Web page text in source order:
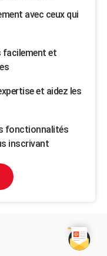
avec ceux qui
facilement et
et aidez les
fonctionnalités
inscrivant